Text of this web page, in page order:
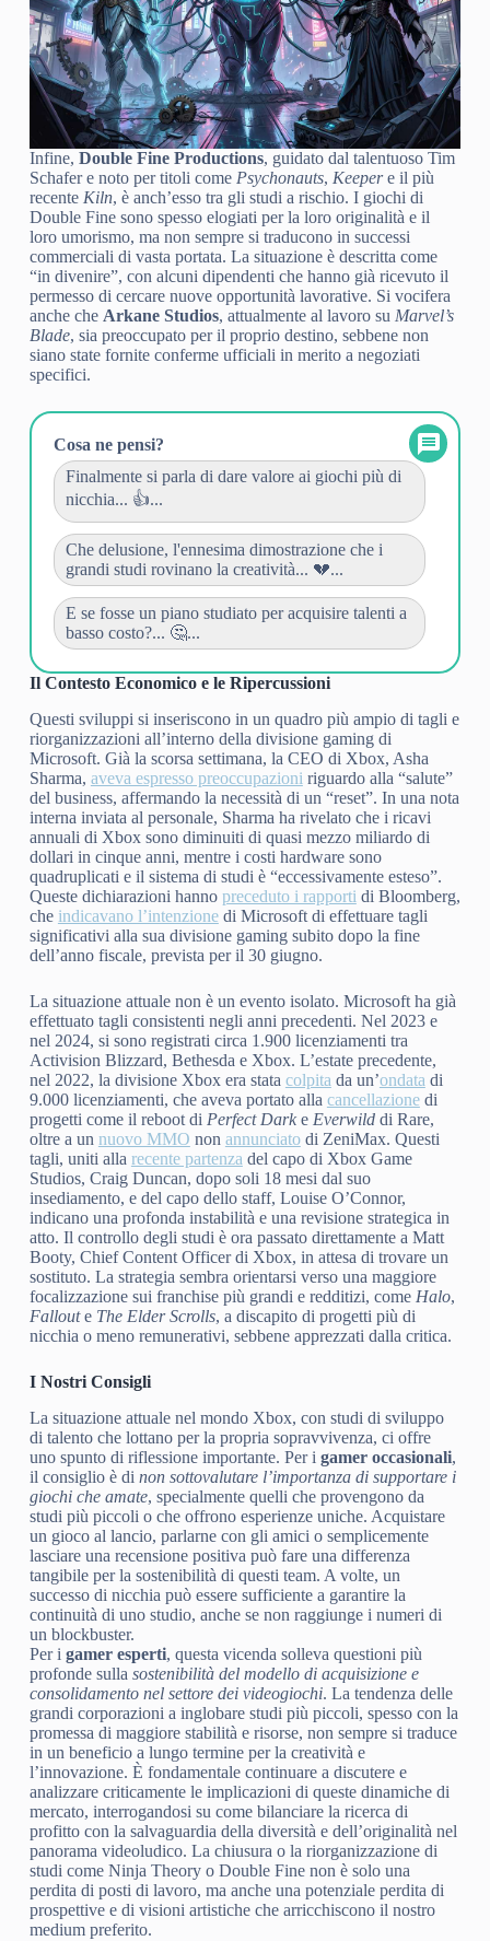
Infine, Double Fine Productions, guidato dal talentuoso Tim
Schafer e noto per titoli come Psychonauts, Keepere il più
recente Kiln, è anch’esso tra gli studi a rischio. I giochi di
Double Fine sono spesso elogiati per la loro originalità e il
loro umorismo, ma non sempre si traducono in successi
commerciali di vasta portata. La situazione è descritta come
“in divenire”, con alcuni dipendenti che hanno già ricevuto il
permesso di cercare nuove opportunità lavorative. Si vocifera
anche che Arkane Studios, attualmente al lavoro su Marvel’s
Blade, sia preoccupato per il proprio destino, sebbene non
siano state fornite conferme ufficiali in merito a negoziati
specifici.
Cosa ne pensi?
Finalmente si parla di dare valore ai giochi più di
nicchia... 👍...
Che delusione, l'ennesima dimostrazione che i
grandi studi rovinano la creatività... 💔...
E se fosse un piano studiato per acquisire talenti a
basso costo?... 🤔...
Il Contesto Economico e le Ripercussioni
Questi sviluppi si inseriscono in un quadro più ampio di tagli e
riorganizzazioni all’interno della divisione gaming di
Microsoft. Già la scorsa settimana, la CEO di Xbox, Asha
Sharma, aveva espresso preoccupazioni riguardo alla “salute”
del business, affermando la necessità di un “reset”. In una nota
interna inviata al personale, Sharma ha rivelato che i ricavi
annuali di Xbox sono diminuiti di quasi mezzo miliardo di
dollari in cinque anni, mentre i costi hardware sono
quadruplicati e il sistema di studi è “eccessivamente esteso”.
Queste dichiarazioni hanno preceduto i rapporti di Bloomberg,
che indicavano l’intenzionedi Microsoft di effettuare tagli
significativi alla sua divisione gaming subito dopo la fine
dell’anno fiscale, prevista per il 30 giugno.
La situazione attuale non è un evento isolato. Microsoft ha già
effettuato tagli consistenti negli anni precedenti. Nel 2023 e
nel 2024, si sono registrati circa 1.900 licenziamenti tra
Activision Blizzard, Bethesda e Xbox. L’estate precedente,
nel 2022, la divisione Xbox era stata colpita da un’ondata di
9.000 licenziamenti, che aveva portato alla cancellazionedi
progetti come il reboot di Perfect Darke Everwilddi Rare,
oltre a un nuovo MMO non annunciatodi ZeniMax. Questi
tagli, uniti alla recente partenza del capo di Xbox Game
Studios, Craig Duncan, dopo soli 18 mesi dal suo
insediamento, e del capo dello staff, Louise O’Connor,
indicano una profonda instabilità e una revisione strategica in
atto. Il controllo degli studi è ora passato direttamente a Matt
Booty, Chief Content Officer di Xbox, in attesa di trovare un
sostituto. La strategia sembra orientarsi verso una maggiore
focalizzazione sui franchise più grandi e redditizi, come Halo,
Falloute The Elder Scrolls, a discapito di progetti più di
nicchia o meno remunerativi, sebbene apprezzati dalla critica.
I Nostri Consigli
La situazione attuale nel mondo Xbox, con studi di sviluppo
di talento che lottano per la propria sopravvivenza, ci offre
uno spunto di riflessione importante. Per i gamer occasionali,
il consiglio è di non sottovalutare l’importanza di supportare i
giochi che amate, specialmente quelli che provengono da
studi più piccoli o che offrono esperienze uniche. Acquistare
un gioco al lancio, parlarne con gli amici o semplicemente
lasciare una recensione positiva può fare una differenza
tangibile per la sostenibilità di questi team. A volte, un
successo di nicchia può essere sufficiente a garantire la
continuità di uno studio, anche se non raggiunge i numeri di
un blockbuster.
Per i gamer esperti, questa vicenda solleva questioni più
profonde sulla sostenibilità del modello di acquisizione e
consolidamento nel settore dei videogiochi. La tendenza delle
grandi corporazioni a inglobare studi più piccoli, spesso con la
promessa di maggiore stabilità e risorse, non sempre si traduce
in un beneficio a lungo termine per la creatività e
l’innovazione. È fondamentale continuare a discutere e
analizzare criticamente le implicazioni di queste dinamiche di
mercato, interrogandosi su come bilanciare la ricerca di
profitto con la salvaguardia della diversità e dell’originalità nel
panorama videoludico. La chiusura o la riorganizzazione di
studi come Ninja Theory o Double Fine non è solo una
perdita di posti di lavoro, ma anche una potenziale perdita di
prospettive e di visioni artistiche che arricchiscono il nostro
medium preferito.